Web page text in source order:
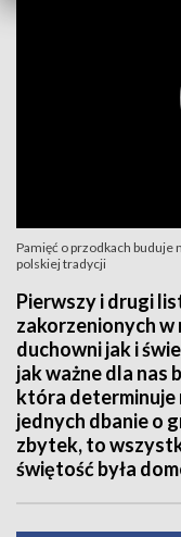
Pamięć o przodkach buduje
polskiej tradycji
Pierwszy i drugi
zakorzenionych
duchowni jak i
jak ważne dla nas
która determinuje
jednych dbanie o
zbytek, to
świętość była